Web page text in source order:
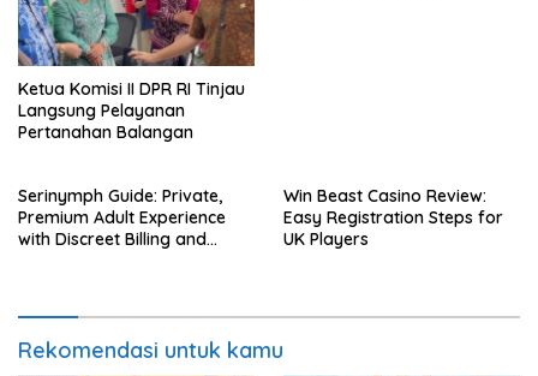
Ketua Komisi II DPR RI Tinjau
Langsung Pelayanan
Pertanahan Balangan
Serinymph Guide: Private,
Premium Adult Experience
with Discreet Billing and
Win Beast Casino Review:
Easy Registration Steps for
UK Players
Rekomendasi untuk kamu